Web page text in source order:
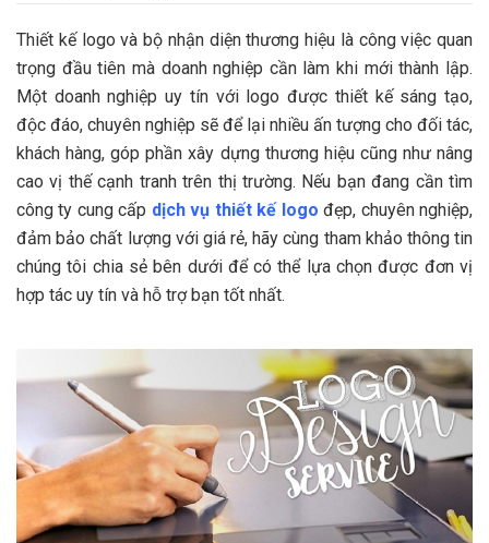
Thiết kế logo và bộ nhận diện thương hiệu là công việc quan
trọng đầu tiên mà doanh nghiệp cần làm khi mới thành lập.
Một doanh nghiệp uy tín với logo được thiết kế sáng tạo,
độc đáo, chuyên nghiệp sẽ để lại nhiều ấn tượng cho đối tác,
khách hàng, góp phần xây dựng thương hiệu cũng như nâng
cao vị thế cạnh tranh trên thị trường. Nếu bạn đang cần tìm
công ty cung cấp dịch vụ thiết kế logo đẹp, chuyên nghiệp,
đảm bảo chất lượng với giá rẻ, hãy cùng tham khảo thông tin
chúng tôi chia sẻ bên dưới để có thể lựa chọn được đơn vị
hợp tác uy tín và hỗ trợ bạn tốt nhất.